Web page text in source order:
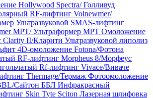
Hollywood Spectra/ Голливуд
RF-лифтинг Volnewmer/
Ультразвуковой SMAS-лифтинг
MPT/ Ультраформер MPT Омоложение
Clarity II/Кларити Ультразвуковой липолиз
4D-омоложение Fotona/Фотона
RF-лифтинг Morpheus 8/Морфеус
Rf-лифтинг Vivace/Виваче
Thermage/Термаж Фотоомоложение
Сайтон ББЛ Инфракрасный
Skin Tyte Sciton Лазерная шлифовка